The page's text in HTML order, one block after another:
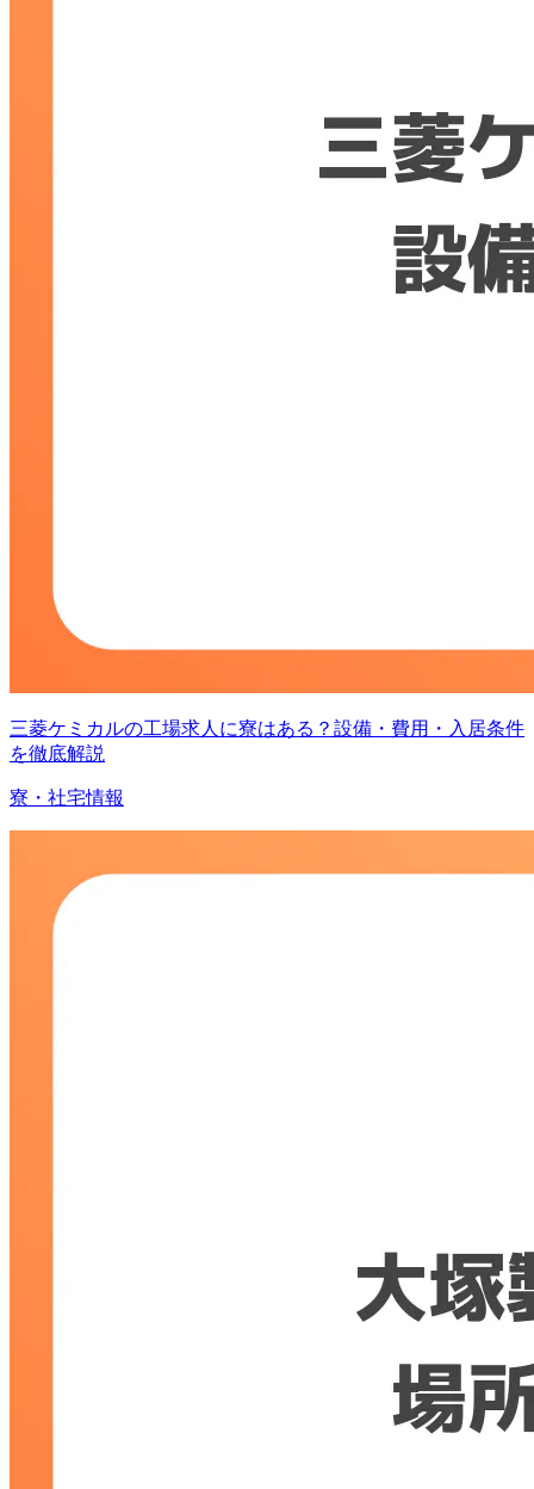
三菱ケミカルの工場求人に寮はある？設備・費用・入居条件
を徹底解説
寮・社宅情報